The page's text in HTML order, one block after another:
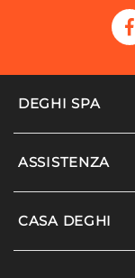
DEGHI SPA
Accedi/Registrati
ASSISTENZA
Supporto
CASA DEGHI